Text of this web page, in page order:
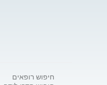
חיפוש רופאים